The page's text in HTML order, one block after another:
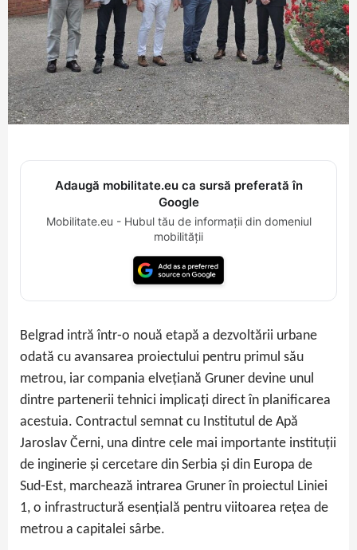
Adaugă mobilitate.eu ca sursă preferată în
Google
Mobilitate.eu - Hubul tău de informații din domeniul
mobilității
Belgrad intră într‑o nouă etapă a dezvoltării urbane
odată cu avansarea proiectului pentru primul său
metrou, iar compania elvețiană Gruner devine unul
dintre partenerii tehnici implicați direct în planificarea
acestuia. Contractul semnat cu Institutul de Apă
Jaroslav Černi, una dintre cele mai importante instituții
de inginerie și cercetare din Serbia și din Europa de
Sud‑Est, marchează intrarea Gruner în proiectul Liniei
1, o infrastructură esențială pentru viitoarea rețea de
metrou a capitalei sârbe.